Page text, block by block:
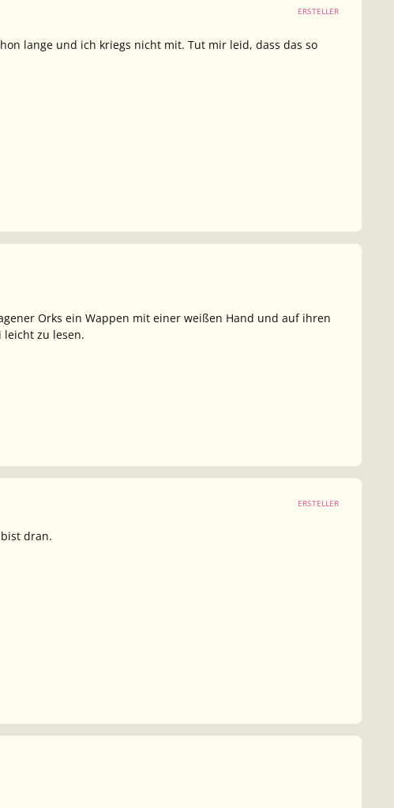
ERSTELLER
lange und ich kriegs nicht mit. Tut mir leid, dass das so
Orks ein Wappen mit einer weißen Hand und auf ihren
leicht zu lesen.
ERSTELLER
dran.